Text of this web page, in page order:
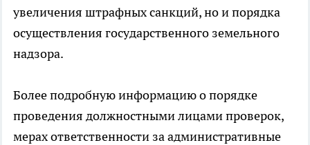
увеличения штрафных санкций, но и порядка
осуществления государственного земельного
надзора.
Более подробную информацию о порядке
проведения должностными лицами проверок,
мерах ответственности за административные